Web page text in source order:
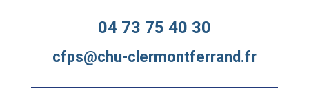
04 73 75 40 30
cfps@chu-clermontferrand.fr